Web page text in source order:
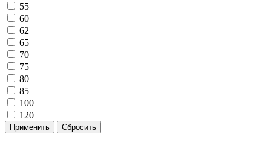
55
60
62
65
70
75
80
85
100
120
Применить Сбросить